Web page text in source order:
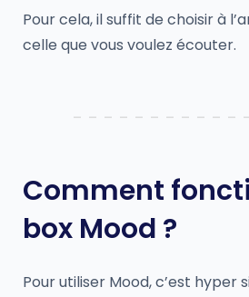
Pour cela, il suffit de choisir à
celle que vous voulez écouter.
Comment
box Mood ?
Pour utiliser Mood, c’est hyper